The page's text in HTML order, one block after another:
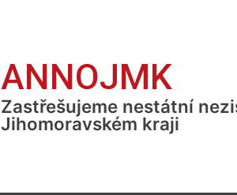
ANNOJMK
Zastřešujeme nestátní
Jihomoravském kraji